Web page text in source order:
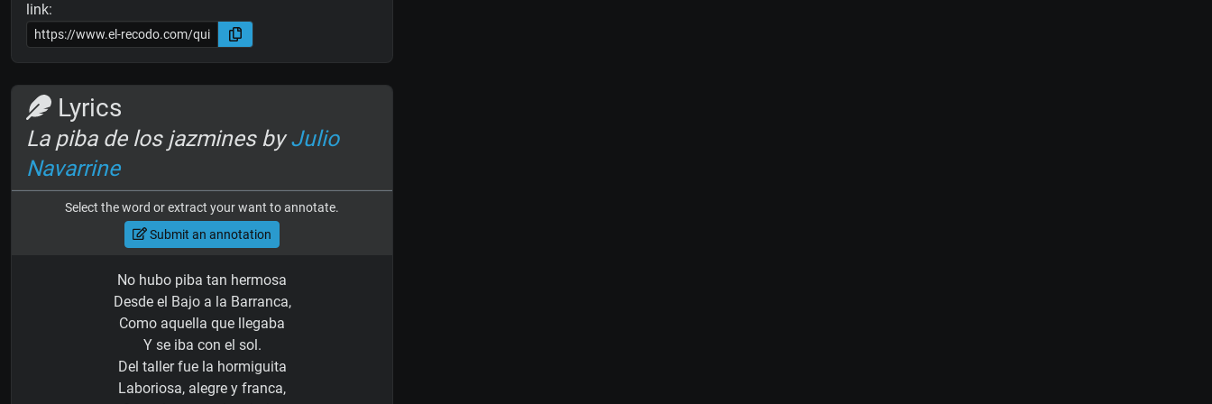
link:
Lyrics
La piba de los jazmines byJulio
Navarrine
Select the word or extract your want to annotate.
Submit an annotation
No hubo piba tan hermosa
Desde el Bajo a la Barranca,
Como aquella que llegaba
Y se iba con el sol.
Del taller fue la hormiguita
Laboriosa, alegre y franca,